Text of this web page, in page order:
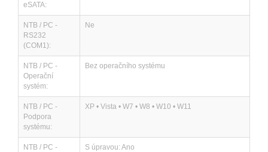
eSATA:
NTB / PC -
RS232
(COM1):
Ne
NTB / PC -
Operační
systém:
Bez operačního systému
NTB / PC -
Podpora
systému:
XP • Vista • W7 • W8 • W10 • W11
NTB / PC -
S úpravou: Ano